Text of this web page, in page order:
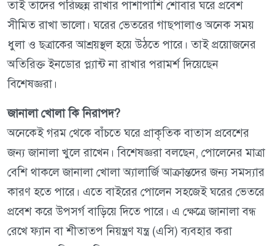
তাই তাদের পরিচ্ছন্ন রাখার পাশাপাশি শোবার ঘরে প্রবেশ
সীমিত রাখা ভালো। ঘরের ভেতরের গাছপালাও অনেক সময়
ধুলা ও ছত্রাকের আশ্রয়স্থল হয়ে উঠতে পারে। তাই প্রয়োজনের
অতিরিক্ত ইনডোর প্ল্যান্ট না রাখার পরামর্শ দিয়েছেন
বিশেষজ্ঞরা।
জানালা খোলা কি নিরাপদ?
অনেকেই গরম থেকে বাঁচতে ঘরে প্রাকৃতিক বাতাস প্রবেশের
জন্য জানালা খুলে রাখেন। বিশেষজ্ঞরা বলছেন, পোলেনের মাত্রা
বেশি থাকলে জানালা খোলা অ্যালার্জি আক্রান্তদের জন্য সমস্যার
কারণ হতে পারে। এতে বাইরের পোলেন সহজেই ঘরের ভেতরে
প্রবেশ করে উপসর্গ বাড়িয়ে দিতে পারে। এ ক্ষেত্রে জানালা বন্ধ
রেখে ফ্যান বা শীতাতপ নিয়ন্ত্রণ যন্ত্র (এসি) ব্যবহার করা